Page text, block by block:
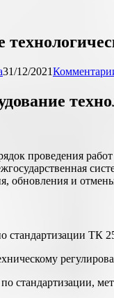
31/12/2021
проведения
обновления и
ТК